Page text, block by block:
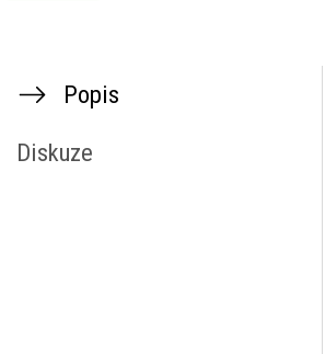
Popis
Diskuze